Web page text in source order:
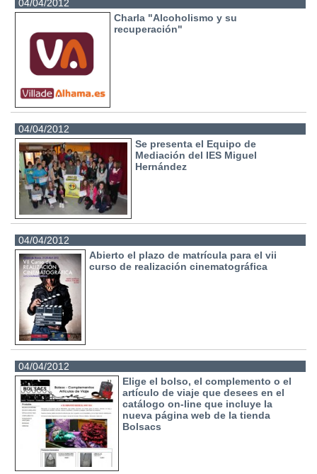
04/04/2012
Charla "Alcoholismo y su
recuperación"
04/04/2012
Se presenta el Equipo de
Mediación del IES Miguel
Hernández
04/04/2012
Abierto el plazo de matrícula para el vii
curso de realización cinematográfica
04/04/2012
Elige el bolso, el complemento o el
artículo de viaje que desees en el
catálogo on-line que incluye la
nueva página web de la tienda
Bolsacs